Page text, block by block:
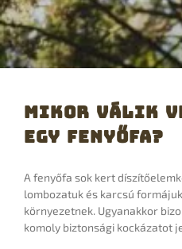
Mikor válik
egy fenyőfa?
A fenyőfa sok kert
lombozatuk és karcsú
környezetnek. Ugyanakkor
komoly biztonsági kockázatot